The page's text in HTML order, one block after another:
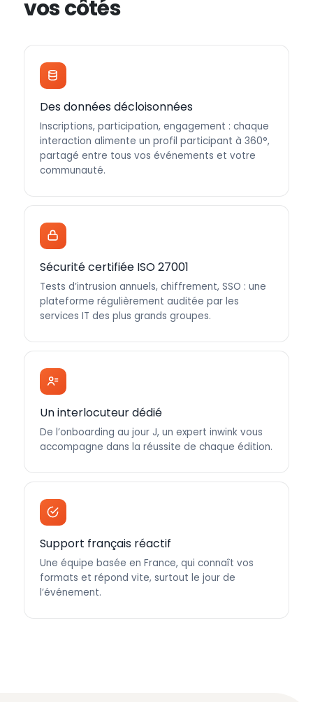
vos côtés
Des données décloisonnées
Inscriptions, participation, engagement : chaque
interaction alimente un profil participant à 360°,
partagé entre tous vos événements et votre
communauté.
Sécurité certifiée ISO 27001
Tests d’intrusion annuels, chiffrement, SSO : une
plateforme régulièrement auditée par les
services IT des plus grands groupes.
Un interlocuteur dédié
De l’onboarding au jour J, un expert inwink vous
accompagne dans la réussite de chaque édition.
Support français réactif
Une équipe basée en France, qui connaît vos
formats et répond vite, surtout le jour de
l’événement.